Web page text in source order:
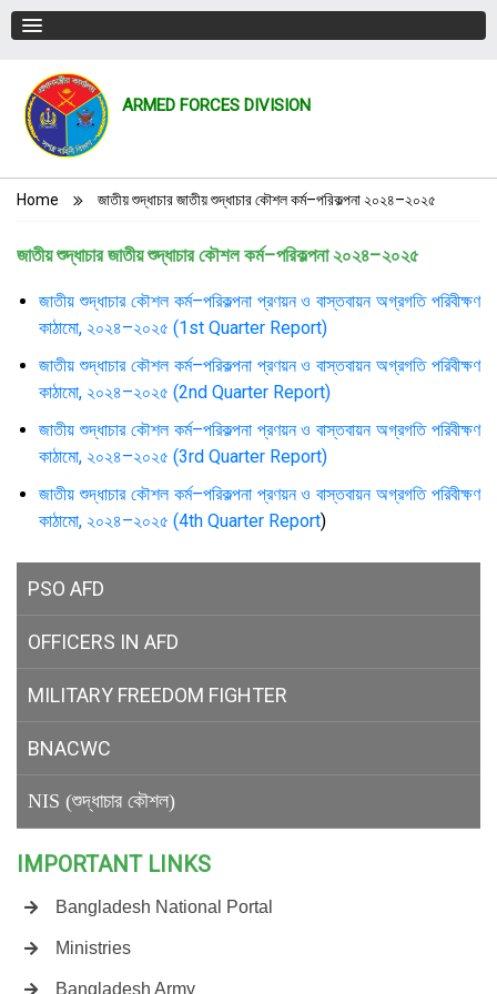
ARMED FORCES DIVISION
Breadcrumb
Home জাতীয় শুদ্ধাচার জাতীয় শুদ্ধাচার কৌশল কর্ম–পরিকল্পনা ২০২৪–২০২৫
জাতীয় শুদ্ধাচার জাতীয় শুদ্ধাচার কৌশল কর্ম–পরিকল্পনা ২০২৪–২০২৫
জাতীয় শুদ্ধাচার কৌশল কর্ম–পরিকল্পনা প্রণয়ন ও বাস্তবায়ন অগ্রগতি পরিবীক্ষণ
কাঠামো, ২০২৪–২০২৫ (1st Quarter Report)
জাতীয় শুদ্ধাচার কৌশল কর্ম–পরিকল্পনা প্রণয়ন ও বাস্তবায়ন অগ্রগতি পরিবীক্ষণ
কাঠামো, ২০২৪–২০২৫ (2nd Quarter Report)
জাতীয় শুদ্ধাচার কৌশল কর্ম–পরিকল্পনা প্রণয়ন ও বাস্তবায়ন অগ্রগতি পরিবীক্ষণ
কাঠামো, ২০২৪–২০২৫ (3rd Quarter Report)
জাতীয় শুদ্ধাচার কৌশল কর্ম–পরিকল্পনা প্রণয়ন ও বাস্তবায়ন অগ্রগতি পরিবীক্ষণ
কাঠামো, ২০২৪–২০২৫ (4th Quarter Report)
PSO AFD
OFFICERS IN AFD
MILITARY FREEDOM FIGHTER
BNACWC
NIS (শুদ্ধাচার কৌশল)
IMPORTANT LINKS
Bangladesh National Portal
Ministries
Bangladesh Army